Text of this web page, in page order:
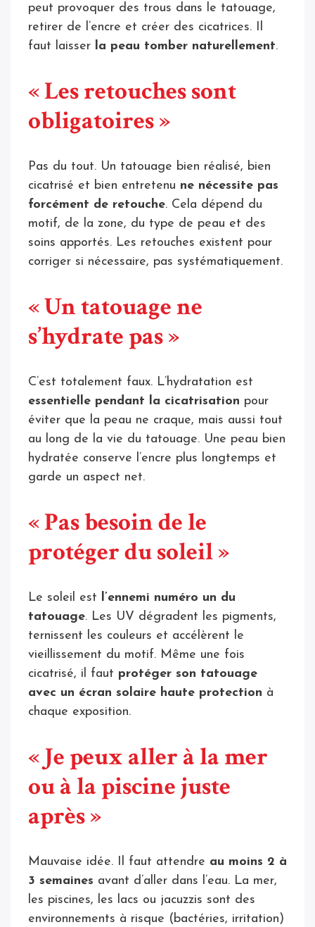
peut provoquer des trous dans le tatouage,
retirer de l’encre et créer des cicatrices. Il
faut laisser
la peau tomber naturellement.
« Les retouches sont
obligatoires »
Pas du tout. Un tatouage bien réalisé, bien
cicatrisé et bien entretenu ne nécessite pas
forcément de retouche. Cela dépend du
motif, de la zone, du type de peau et des
soins apportés. Les retouches existent pour
corriger si nécessaire, pas systématiquement.
« Un tatouage ne
s’hydrate pas »
C’est totalement faux. L’hydratation est
essentielle pendant la cicatrisation pour
éviter que la peau ne craque, mais aussi tout
au long de la vie du tatouage. Une peau bien
hydratée conserve l’encre plus longtemps et
garde un aspect net.
« Pas besoin de le
protéger du soleil »
Le soleil est
l’ennemi numéro un du
tatouage. Les UV dégradent les pigments,
ternissent les couleurs et accélèrent le
vieillissement du motif. Même une fois
cicatrisé, il faut protéger son tatouage
avec un écran solaire haute protection à
chaque exposition.
« Je peux aller à la mer
ou à la piscine juste
après »
Mauvaise idée. Il faut attendre au moins 2 à
3 semaines avant d’aller dans l’eau. La mer,
les piscines, les lacs ou jacuzzis sont des
environnements à risque (bactéries, irritation)